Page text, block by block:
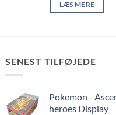
LÆS MERE
SENEST TILFØJEDE
Pokemon -
heroes Display